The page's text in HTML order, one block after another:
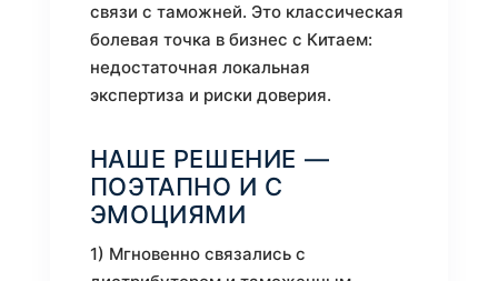
связи с таможней. Это классическая
болевая точка в бизнес с Китаем:
недостаточная локальная
экспертиза и риски доверия.
НАШЕ РЕШЕНИЕ —
ПОЭТАПНО И С
ЭМОЦИЯМИ
1) Мгновенно связались с